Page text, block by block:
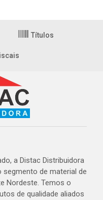
Títulos
a Distac Distribuidora
de material de
Nordeste. Temos o
de qualidade aliados